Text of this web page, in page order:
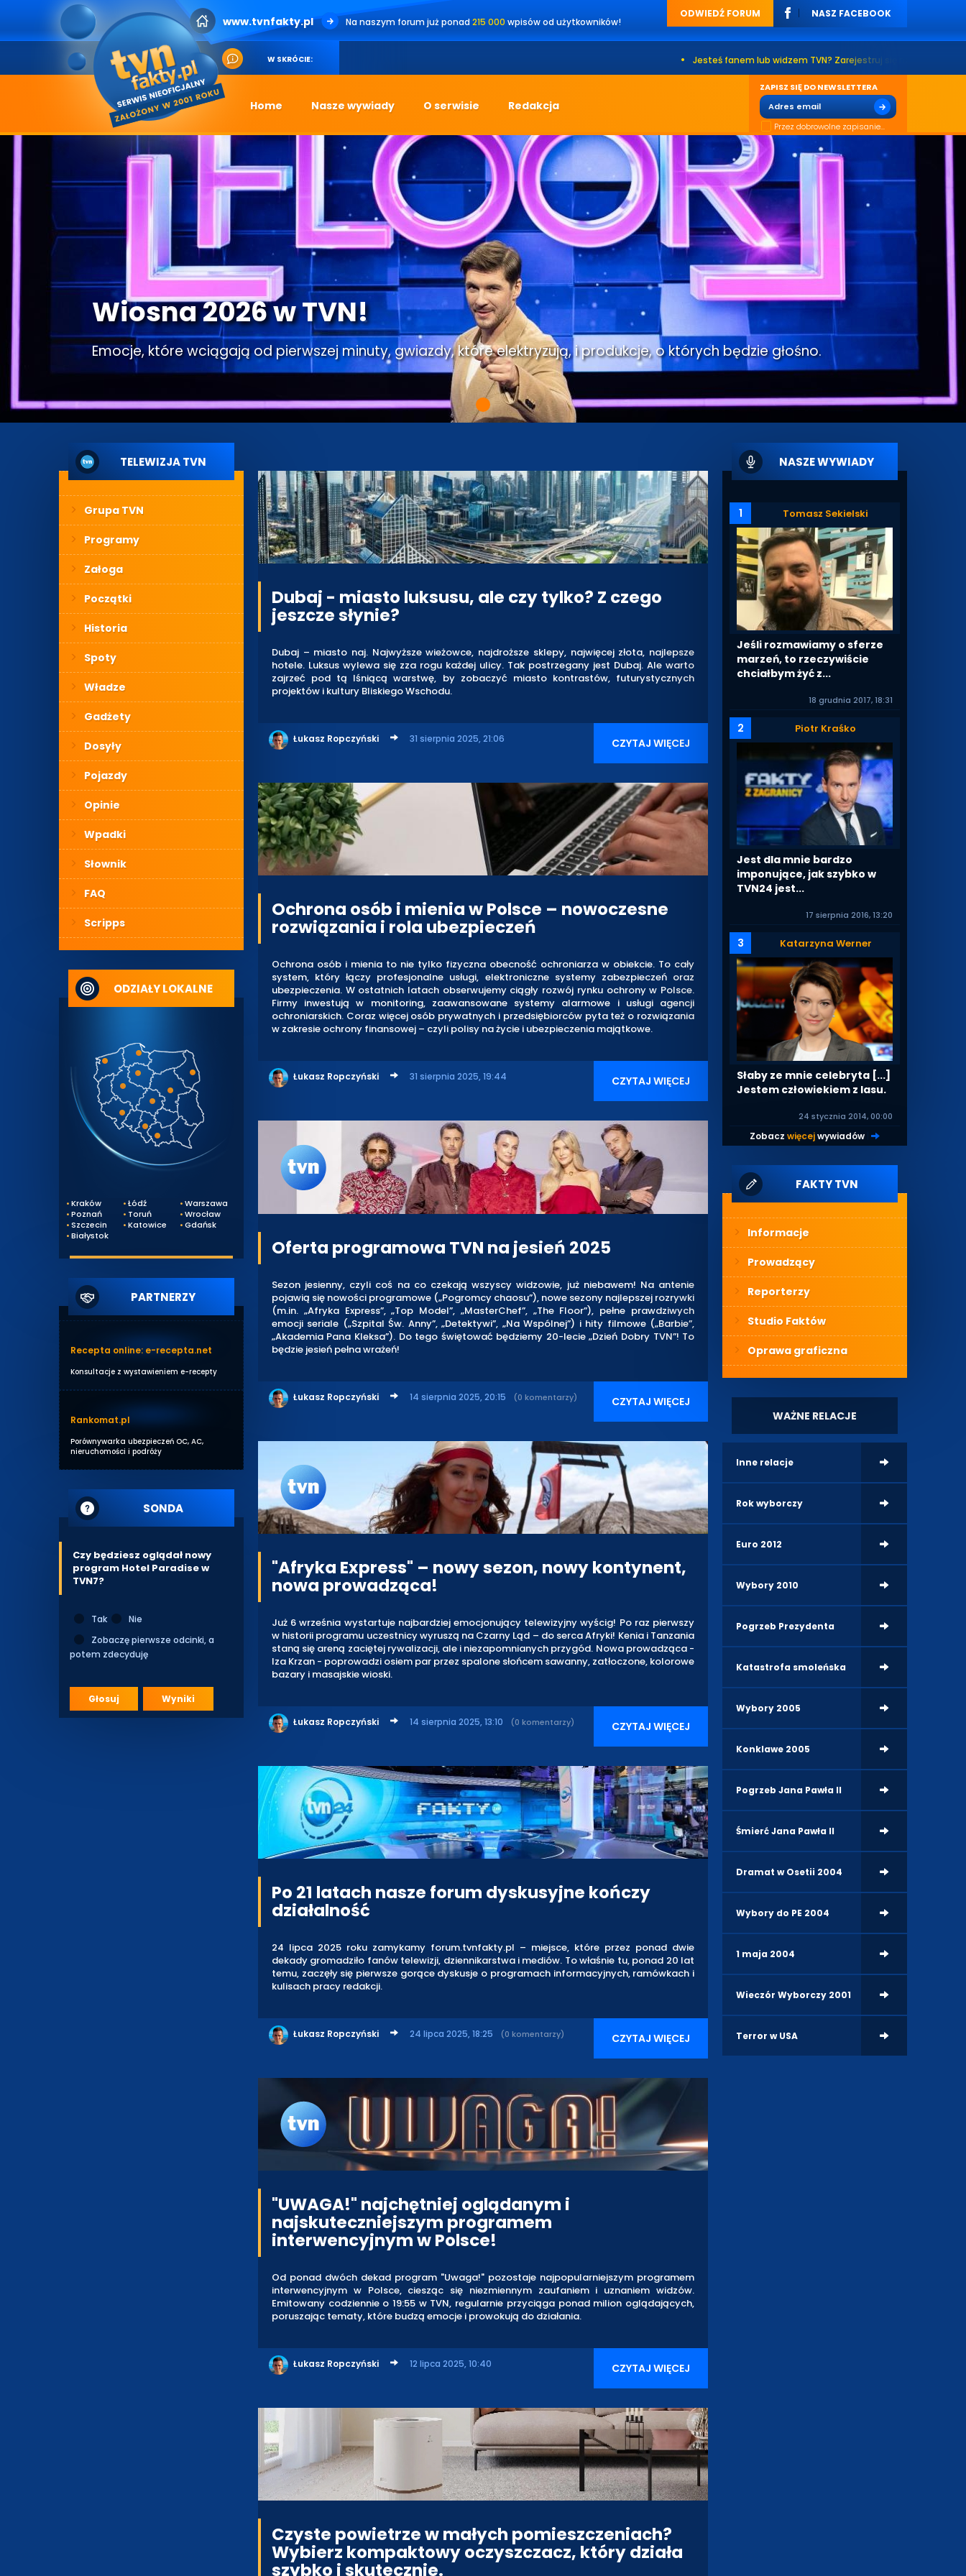
www.tvnfakty.pl Na naszym forum już ponad 215 000 wpisów od użytkowników!
ODWIEDŹ FORUM NASZ FACEBOOK
W SKRÓCIE: Jesteś fanem lub widzem TVN? Zarejestruj się na naszym forum. Już
Home Nasze wywiady O serwisie Redakcja
ZAPISZ SIĘ DO NEWSLETTERA
Przez dobrowolne zapisanie...
Wiosna 2026 w TVN!
Emocje, które wciągają od pierwszej minuty, gwiazdy, które elektryzują, i produkcje, o których będzie głośno.
TELEWIZJA TVN
Grupa TVN
Programy
Załoga
Początki
Historia
Spoty
Władze
Gadżety
Dosyły
Pojazdy
Opinie
Wpadki
Słownik
FAQ
Scripps
ODZIAŁY LOKALNE
Kraków Łódź
Warszawa
Poznań
Toruń
Wrocław
Szczecin
Katowice
Gdańsk
Białystok
PARTNERZY
Recepta online: e-recepta.net
Konsultacje z wystawieniem e-recepty
Rankomat.pl
Porównywarka ubezpieczeń OC, AC,
nieruchomości i podróży
SONDA
Czy będziesz oglądał nowy
program Hotel Paradise w
TVN7?
Tak
Nie
Zobaczę pierwsze odcinki, a
potem zdecyduję
Głosuj Wyniki
Dubaj - miasto luksusu, ale czy tylko? Z czego
jeszcze słynie?
Dubaj – miasto naj. Najwyższe wieżowce, najdroższe sklepy, najwięcej złota, najlepsze
hotele. Luksus wylewa się zza rogu każdej ulicy. Tak postrzegany jest Dubaj. Ale warto
zajrzeć pod tą lśniącą warstwę, by zobaczyć miasto kontrastów, futurystycznych
projektów i kultury Bliskiego Wschodu.
Łukasz Ropczyński 31 sierpnia 2025, 21:06 CZYTAJ WIĘCEJ
Ochrona osób i mienia w Polsce – nowoczesne
rozwiązania i rola ubezpieczeń
Ochrona osób i mienia to nie tylko fizyczna obecność ochroniarza w obiekcie. To cały
system, który łączy profesjonalne usługi, elektroniczne systemy zabezpieczeń oraz
ubezpieczenia. W ostatnich latach obserwujemy ciągły rozwój rynku ochrony w Polsce.
Firmy inwestują w monitoring, zaawansowane systemy alarmowe i usługi agencji
ochroniarskich. Coraz więcej osób prywatnych i przedsiębiorców pyta też o rozwiązania
w zakresie ochrony finansowej – czyli polisy na życie i ubezpieczenia majątkowe.
Łukasz Ropczyński 31 sierpnia 2025, 19:44 CZYTAJ WIĘCEJ
Oferta programowa TVN na jesień 2025
Sezon jesienny, czyli coś na co czekają wszyscy widzowie, już niebawem! Na antenie
pojawią się nowości programowe („Pogromcy chaosu”), nowe sezony najlepszej rozrywki
(m.in. „Afryka Express”, „Top Model”, „MasterChef”, „The Floor”), pełne prawdziwych
emocji seriale („Szpital Św. Anny”, „Detektywi”, „Na Wspólnej”) i hity filmowe („Barbie”,
„Akademia Pana Kleksa”). Do tego świętować będziemy 20-lecie „Dzień Dobry TVN”! To
będzie jesień pełna wrażeń!
Łukasz Ropczyński 14 sierpnia 2025, 20:15 (0 komentarzy) CZYTAJ WIĘCEJ
"Afryka Express" – nowy sezon, nowy kontynent,
nowa prowadząca!
Już 6 września wystartuje najbardziej emocjonujący telewizyjny wyścig! Po raz pierwszy
w historii programu uczestnicy wyruszą na Czarny Ląd – do serca Afryki! Kenia i Tanzania
staną się areną zaciętej rywalizacji, ale i niezapomnianych przygód. Nowa prowadząca -
Iza Krzan - poprowadzi osiem par przez spalone słońcem sawanny, zatłoczone, kolorowe
bazary i masajskie wioski.
Łukasz Ropczyński 14 sierpnia 2025, 13:10 (0 komentarzy) CZYTAJ WIĘCEJ
Po 21 latach nasze forum dyskusyjne kończy
działalność
24 lipca 2025 roku zamykamy forum.tvnfakty.pl – miejsce, które przez ponad dwie
dekady gromadziło fanów telewizji, dziennikarstwa i mediów. To właśnie tu, ponad 20 lat
temu, zaczęły się pierwsze gorące dyskusje o programach informacyjnych, ramówkach i
kulisach pracy redakcji.
Łukasz Ropczyński 24 lipca 2025, 18:25 (0 komentarzy) CZYTAJ WIĘCEJ
"UWAGA!" najchętniej oglądanym i
najskuteczniejszym programem
interwencyjnym w Polsce!
Od ponad dwóch dekad program "Uwaga!" pozostaje najpopularniejszym programem
interwencyjnym w Polsce, ciesząc się niezmiennym zaufaniem i uznaniem widzów.
Emitowany codziennie o 19:55 w TVN, regularnie przyciąga ponad milion oglądających,
poruszając tematy, które budzą emocje i prowokują do działania.
Łukasz Ropczyński 12 lipca 2025, 10:40 CZYTAJ WIĘCEJ
Czyste powietrze w małych pomieszczeniach?
Wybierz kompaktowy oczyszczacz, który działa
szybko i skutecznie.
NASZE WYWIADY
1 Tomasz Sekielski
Jeśli rozmawiamy o sferze
marzeń, to rzeczywiście
chciałbym żyć z...
18 grudnia 2017, 18:31
2 Piotr Kraśko
Jest dla mnie bardzo
imponujące, jak szybko w
TVN24 jest...
17 sierpnia 2016, 13:20
3 Katarzyna Werner
Słaby ze mnie celebryta [...]
Jestem człowiekiem z lasu.
24 stycznia 2014, 00:00
Zobaczwięcejwywiadów |
FAKTY TVN
Informacje
Prowadzący
Reporterzy
Studio Faktów
Oprawa graficzna
WAŻNE RELACJE
Inne relacje
Rok wyborczy
Euro 2012
Wybory 2010
Pogrzeb Prezydenta
Katastrofa smoleńska
Wybory 2005
Konklawe 2005
Pogrzeb Jana Pawła II
Śmierć Jana Pawła II
Dramat w Osetii 2004
Wybory do PE 2004
1 maja 2004
Wieczór Wyborczy 2001
Terror w USA